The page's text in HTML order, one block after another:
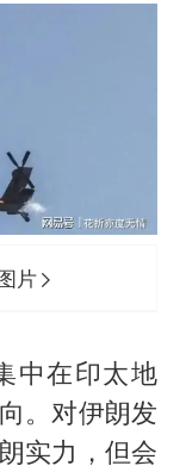
片
中在印太地
。对伊朗发
实力，但会